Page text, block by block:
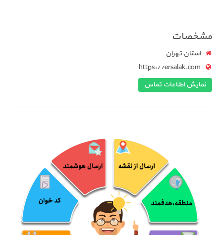
مشخصات
استان تهران
https://ersalak.com
نمایش اطلاعات تماس